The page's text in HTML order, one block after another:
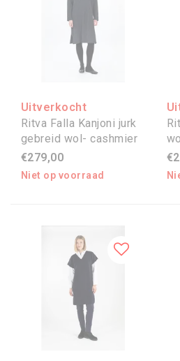
Uitverkocht
Ritva Falla Kanjoni jurk
gebreid wol- cashmier
grijs S
€279,00
Niet op voorraad